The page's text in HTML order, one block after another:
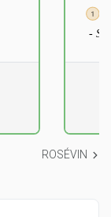
-
ROSÉVIN